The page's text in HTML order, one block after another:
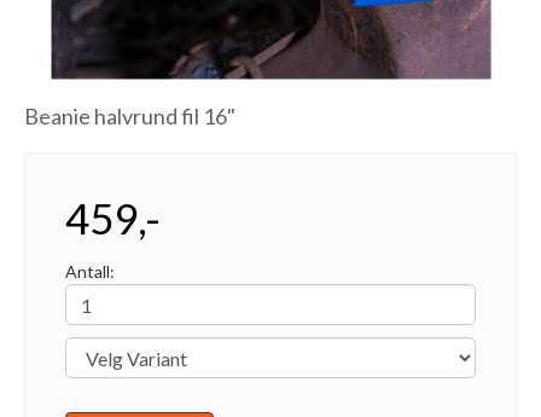
Beanie halvrund fil 16"
459,-
Antall: